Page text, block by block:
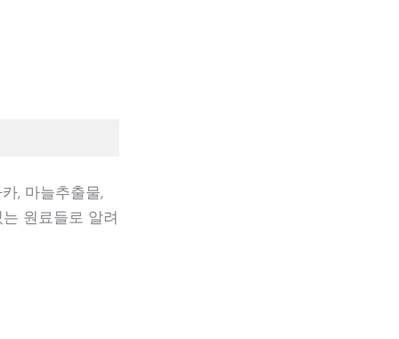
, 마늘추출물,
원료들로 알려